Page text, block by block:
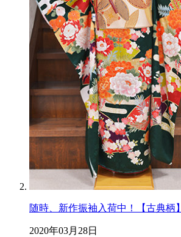
随時、新作振袖入荷中！【古典柄】
2020年03月28日